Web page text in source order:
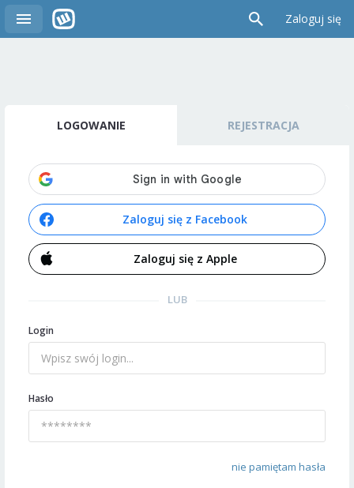
Zaloguj się
LOGOWANIE REJESTRACJA
Zaloguj się z Facebook
Zaloguj się z Apple
LUB
Login
Hasło
nie pamiętam hasła